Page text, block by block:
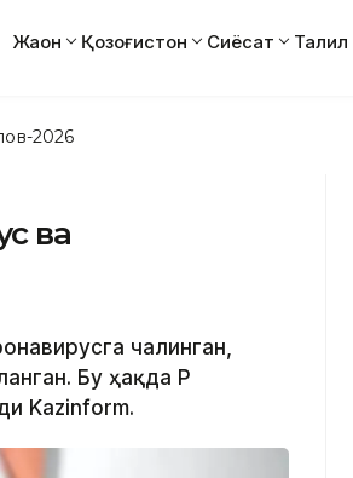
Жаҳон Қозоғистон Сиёсат Таҳлил
2026
ва
чалинган,
Бу ҳақда ҚР
Kazinform.